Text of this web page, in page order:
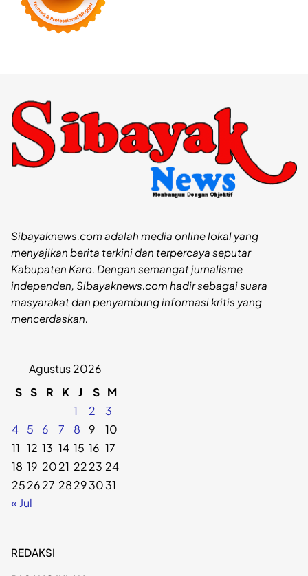
Sibayaknews.com adalah media online lokal yang
menyajikan berita terkini dan terpercaya seputar
Kabupaten Karo. Dengan semangat jurnalisme
independen, Sibayaknews.com hadir sebagai suara
masyarakat dan penyambung informasi kritis yang
mencerdaskan.
Agustus 2026
S S R K J S M
1
2
3
4
5 6 7 8 9
10
11 12 13 14 15 16 17
18 19 2021 2223 24
252627 28293031
« Jul
REDAKSI